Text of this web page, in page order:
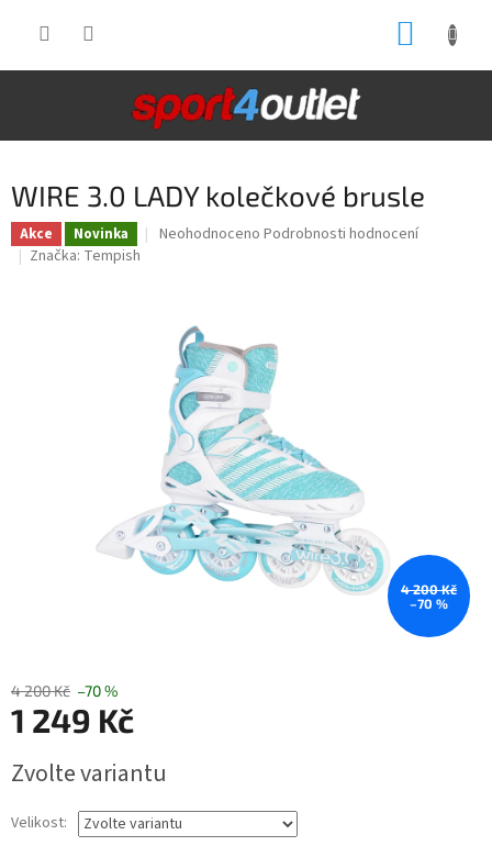
WIRE 3.0 LADY kolečkové brusle
Akce Novinka
Průměrné
hvězdiček.
Neohodnoceno Podrobnosti hodnocení
Značka: Tempish
4 200 Kč
–70 %
4 200 Kč –70 %
1 249 Kč
cena:
Zvolte variantu
Velikost: